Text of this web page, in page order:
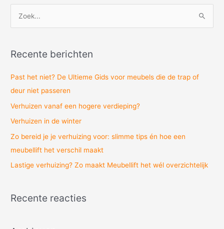
k
:
Recente berichten
Past het niet? De Ultieme Gids voor meubels die de trap of
deur niet passeren
Verhuizen vanaf een hogere verdieping?
Verhuizen in de winter
Zo bereid je je verhuizing voor: slimme tips én hoe een
meubellift het verschil maakt
Lastige verhuizing? Zo maakt Meubellift het wél overzichtelijk
Recente reacties